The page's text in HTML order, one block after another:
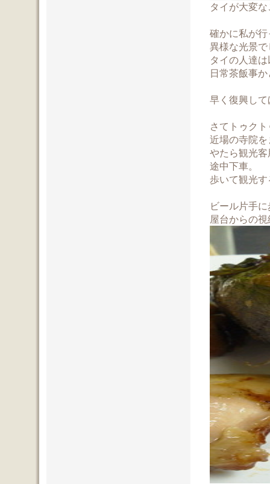
タイが大変
確かに私が
異様な光景で
タイの人達
日常茶飯事
早く復興し
さてトゥク
近場の寺院
やたら観光
途中下車。
歩いて観光
ビール片手
屋台からの